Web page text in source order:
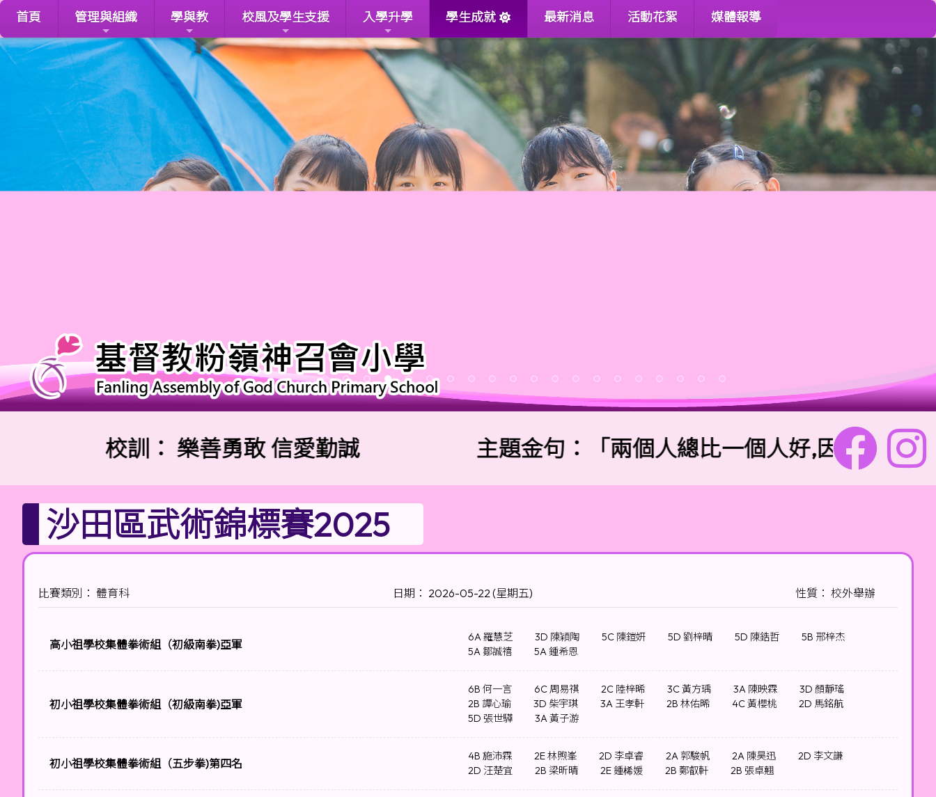
首頁 管理與組織 學與教 校風及學生支援 入學升學 學生成就 最新消息 活動花絮 媒體報導
校訓：樂善勇敢 信愛勤誠 主題金句：「兩個人總比一個人好,因為二人勞碌
沙田區武術錦標賽2025
比賽類別： 體育科 日期： 2026-05-22 (星期五) 性質： 校外舉辦
高小祖學校集體拳術組（初級南拳)亞軍
6A 羅慧芝 3D 陳穎陶 5C 陳鎧妍 5D 劉梓晴 5D 陳鋯哲
5B 邢梓杰
5A 鄒誠禧
5A 鍾希恩
初小祖學校集體拳術組（初級南拳)亞軍
6B 何一言 6C 周易祺 2C 陸梓晞 3C 黃方瑀 3A 陳映霖
3D 顏靜瑤
2B 譚心瑜
3D 柴宇琪 3A 王孝軒 2B 林佑晞 4C 黃櫻桃
2D 馬銘航
5D 張世驊
3A 黃子游
初小祖學校集體拳術組（五步拳)第四名
4B 施沛霖 2E 林煦峯 2D 李卓睿 2A 郭駿帆 2A 陳昊迅
2D 李文謙
2D 汪楚宜
2B 梁昕晴 2E 鍾桸媛 2B 鄭叡軒 2B 張卓翹